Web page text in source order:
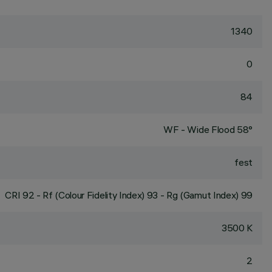
1340
0
84
WF - Wide Flood 58°
fest
CRI 92 - Rf (Colour Fidelity Index) 93 - Rg (Gamut Index) 99
3500 K
2